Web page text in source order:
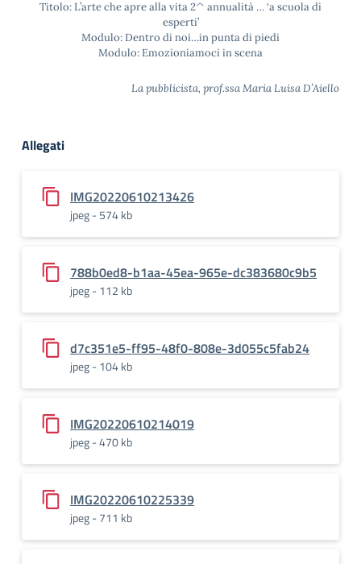
Titolo: L’arte che apre alla vita 2^ annualità … ‘a scuola di
esperti’
Modulo: Dentro di noi…in punta di piedi
Modulo: Emozioniamoci in scena
La pubblicista, prof.ssa Maria Luisa D’Aiello
Allegati
IMG20220610213426
jpeg - 574 kb
788b0ed8-b1aa-45ea-965e-dc383680c9b5
jpeg - 112 kb
d7c351e5-ff95-48f0-808e-3d055c5fab24
jpeg - 104 kb
IMG20220610214019
jpeg - 470 kb
IMG20220610225339
jpeg - 711 kb